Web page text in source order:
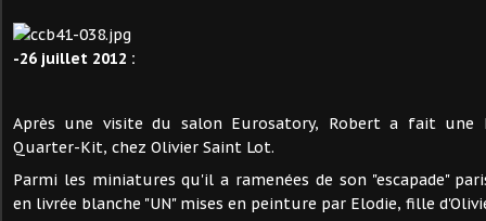
-26 juillet 2012 :
Après une visite du salon Eurosatory, Robert a fait une
Quarter-Kit, chez Olivier Saint Lot.
Parmi les miniatures qu'il a ramenées de son "escapade"
en livrée blanche "UN" mises en peinture par Elodie, fille